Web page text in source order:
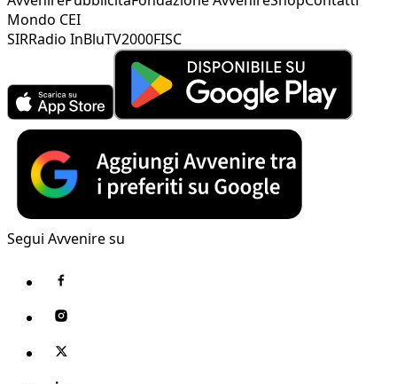
Mondo CEI
SIRRadio InBluTV2000FISC
Segui Avvenire su